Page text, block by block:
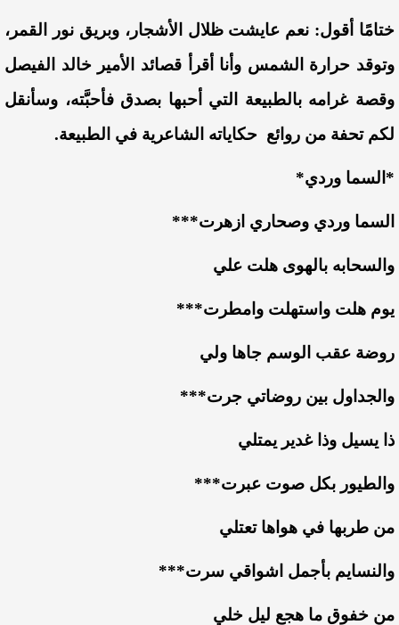
ختامًا أقول: نعم عايشت ظلال الأشجار، وبريق نور القمر،
وتوقد حرارة الشمس وأنا أقرأ قصائد الأمير خالد الفيصل
وقصة غرامه بالطبيعة التي أحبها بصدق فأحبَّته، وسأنقل
لكم تحفة من روائع حكاياته الشاعرية في الطبيعة.
*السما وردي*
السما وردي وصحاري ازهرت***
والسحابه بالهوى هلت علي
يوم هلت واستهلت وامطرت***
روضة عقب الوسم جاها ولي
والجداول بين روضاتي جرت***
ذا يسيل وذا غدير يمتلي
والطيور بكل صوت عبرت***
من طربها في هواها تعتلي
والنسايم بأجمل اشواقي سرت***
من خفوق ما هجع ليل خلي